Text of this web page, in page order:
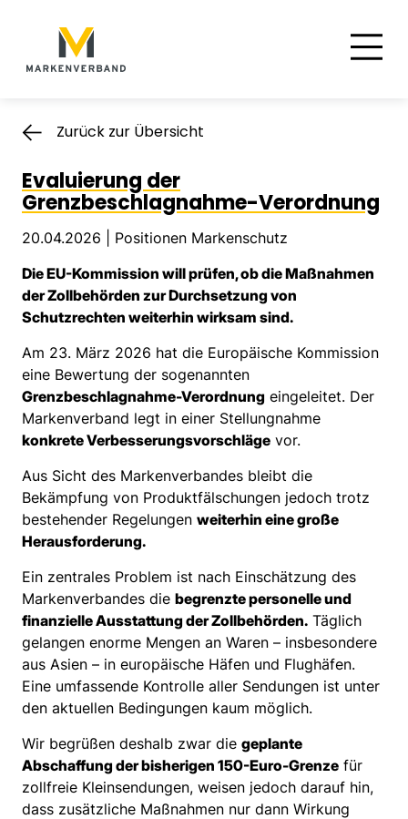
Hauptnavigation
Zurück zur Übersicht
Evaluierung der
Grenzbeschlagnahme-Verordnung
20.04.2026 | Positionen Markenschutz
Die EU-Kommission will prüfen, ob die Maßnahmen
der Zollbehörden zur Durchsetzung von
Schutzrechten weiterhin wirksam sind.
Am 23. März 2026 hat die Europäische Kommission
eine Bewertung der sogenannten
Grenzbeschlagnahme-Verordnung eingeleitet. Der
Markenverband legt in einer Stellungnahme
konkrete Verbesserungsvorschläge vor.
Aus Sicht des Markenverbandes bleibt die
Bekämpfung von Produktfälschungen jedoch trotz
bestehender Regelungen weiterhin eine große
Herausforderung.
Ein zentrales Problem ist nach Einschätzung des
Markenverbandes die begrenzte personelle und
finanzielle Ausstattung der Zollbehörden. Täglich
gelangen enorme Mengen an Waren – insbesondere
aus Asien – in europäische Häfen und Flughäfen.
Eine umfassende Kontrolle aller Sendungen ist unter
den aktuellen Bedingungen kaum möglich.
Wir begrüßen deshalb zwar die geplante
Abschaffung der bisherigen 150-Euro-Grenze für
zollfreie Kleinsendungen, weisen jedoch darauf hin,
dass zusätzliche Maßnahmen nur dann Wirkung